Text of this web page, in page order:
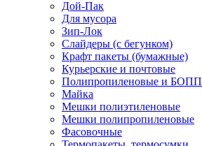
Дой-Пак
Для мусора
Зип-Лок
Слайдеры (с бегунком)
Крафт пакеты (бумажные)
Курьерские и почтовые
Полипропиленовые и БОПП
Майка
Мешки полиэтиленовые
Мешки полипропиленовые
Фасовочные